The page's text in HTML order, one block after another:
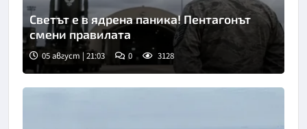
Светът е в ядрена паника! Пентагонът
смени правилата
05 август | 21:03 0 3128